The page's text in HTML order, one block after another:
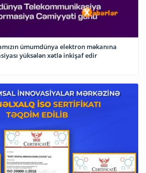
ümumdünya elektron məkanına
yüksələn xətlə inkişaf edir